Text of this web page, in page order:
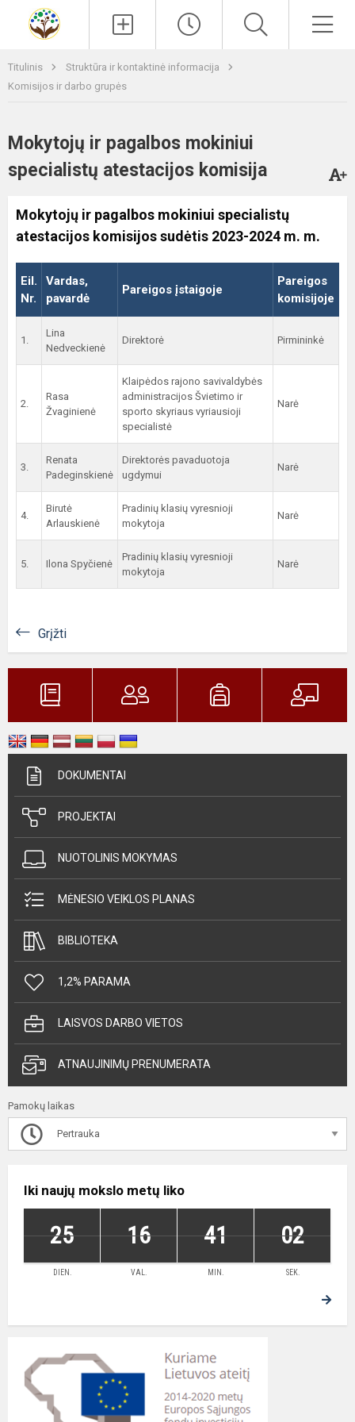
Titulinis
Struktūra ir kontaktinė informacija
Komisijos ir darbo grupės
Mokytojų ir pagalbos mokiniui
specialistų atestacijos komisija
Mokytojų ir pagalbos mokiniui specialistų
atestacijos komisijos sudėtis 2023-2024 m. m.
Eil.
Nr.
Vardas,
pavardė
Pareigos įstaigoje
Pareigos
komisijoje
1.
Lina
Nedveckienė
Direktorė Pirmininkė
2.
Rasa
Žvaginienė
Klaipėdos rajono savivaldybės
administracijos Švietimo ir
sporto skyriaus vyriausioji
specialistė
Narė
3.
Renata
Padeginskienė
Direktorės pavaduotoja
ugdymui
Narė
4.
Birutė
Arlauskienė
Pradinių klasių vyresnioji
mokytoja
Narė
5. Ilona Spyčienė
Pradinių klasių vyresnioji
mokytoja
Narė
Grįžti
DOKUMENTAI
PROJEKTAI
NUOTOLINIS MOKYMAS
MĖNESIO VEIKLOS PLANAS
BIBLIOTEKA
1,2% PARAMA
LAISVOS DARBO VIETOS
ATNAUJINIMŲ PRENUMERATA
Pamokų laikas
Pertrauka
Iki naujų mokslo metų liko
25 16 41 02
DIEN. VAL. MIN. SEK.